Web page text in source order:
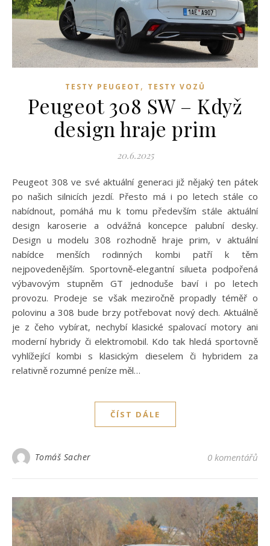
TESTY PEUGEOT , TESTY VOZŮ
Peugeot 308 SW – Když
design hraje prim
20.6.2025
Peugeot 308 ve své aktuální generaci již nějaký ten pátek
po našich silnicích jezdí. Přesto má i po letech stále co
nabídnout, pomáhá mu k tomu především stále aktuální
design karoserie a odvážná koncepce palubní desky.
Design u modelu 308 rozhodně hraje prim, v aktuální
nabídce menších rodinných kombi patří k těm
nejpovedenějším. Sportovně-elegantní silueta podpořená
výbavovým stupněm GT jednoduše baví i po letech
provozu. Prodeje se však meziročně propadly téměř o
polovinu a 308 bude brzy potřebovat nový dech. Aktuálně
je z čeho vybírat, nechybí klasické spalovací motory ani
moderní hybridy či elektromobil. Kdo tak hledá sportovně
vyhlížející kombi s klasickým dieselem či hybridem za
relativně rozumné peníze měl…
ČÍST DÁLE
Tomáš Sacher 0 komentářů